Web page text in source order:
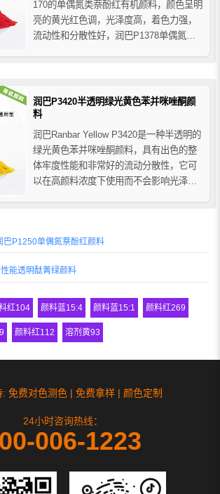
170的单偶氮类萘酚红有机颜料，颜色呈明
亮的黄光红色调，光泽度高，着色力强，
流动性和分散性好，润巴P1378单偶氮萘
合拼色使用，广泛应用于各种涂料、塑料
和油墨应用...
润巴P3420半透明绿光黄色苯并咪唑酮颜
料
润巴Ranbar Yellow P3420是一种半透明的
绿光黄色苯并咪唑酮颜料，具有出色的整
体牢度性能和非常好的流动分散性，它可
以在高颜料浓度下使用而不会影响光泽
广泛适用于涂料、塑料和印刷油墨等行业
巴P1250单偶氮萘酚红颜料
能透明酞菁绿颜料
红104 颜料蓝15:4 颜料蓝15:1 颜料红269
颜料红112 溶剂黄93
: 免费对色测色 | 免费拿样 | 颜色定制
24小时咨询热线：
006-1223